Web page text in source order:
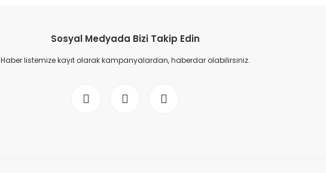
Sosyal Medyada Bizi Takip Edin
Haber listemize kayıt olarak kampanyalardan, haberdar olabilirsiniz.